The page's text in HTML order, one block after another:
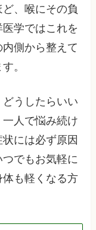
、喉にその負
学ではこれを
内側から整えて
。
うしたらいい
人で悩み続け
には必ず原因
でもお気軽に
も軽くなる方